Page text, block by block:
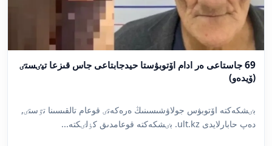
69 جاستاعى ەر ادام اۆتوبۋستا حيدجابتاعى جاس قىزعا تيٸستٸ
(ۆيدەو)
بٸشكەكتە اۆتوبۋس جولاۋشىسىنىڭ ەرەكەتٸ قوعام تالقىسىنا تٷستٸ,
دەپ حابارلايدى ult.kz. بٸشكەكتە قوعامدىق كٶلٸكتە...